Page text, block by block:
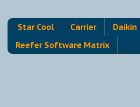
Star Cool Carrier Daikin
Reefer Software Matrix